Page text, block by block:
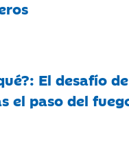
El desafío
el paso del